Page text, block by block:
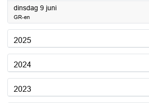
dinsdag 9 juni2026
GR-en
2025
2024
2023